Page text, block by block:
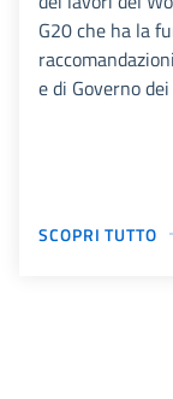
G20 che ha la
e di Governo
SCOPRI TUTTO